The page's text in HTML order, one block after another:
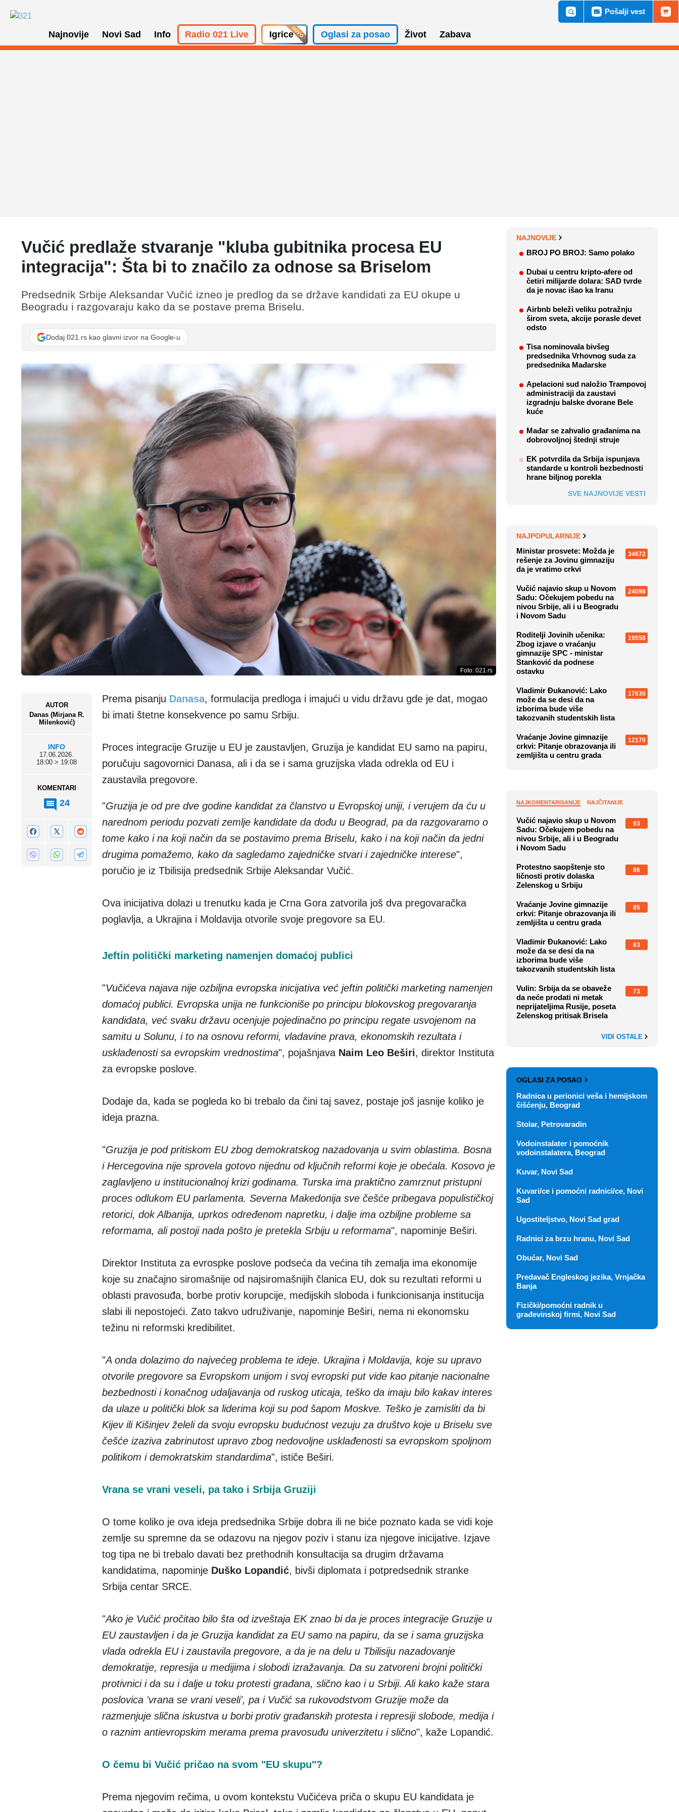
Najnovije Novi Sad Info Radio 021 Live Igrice Oglasi za posao Život Zabava
Pošalji vest
Vučić predlaže stvaranje "kluba gubitnika procesa EU
integracija": Šta bi to značilo za odnose sa Briselom
AUTOR
Danas (Mirjana R.
Milenković)
INFO
17.06.2026.
18:00 > 19:08
KOMENTARI
24
Predsednik Srbije Aleksandar Vučić izneo je predlog da se države kandidati za EU okupe u
Beogradu i razgovaraju kako da se postave prema Briselu.
Dodaj 021.rs kao glavni izvor na Google-u
Foto: 021.rs
Prema pisanju Danasa, formulacija predloga i imajući u vidu državu gde je dat, mogao
bi imati štetne konsekvence po samu Srbiju.
Proces integracije Gruzije u EU je zaustavljen, Gruzija je kandidat EU samo na papiru,
poručuju sagovornici Danasa, ali i da se i sama gruzijska vlada odrekla od EU i
zaustavila pregovore.
"Gruzija je od pre dve godine kandidat za članstvo u Evropskoj uniji, i verujem da ću u
narednom periodu pozvati zemlje kandidate da dođu u Beograd, pa da razgovaramo o
tome kako i na koji način da se postavimo prema Briselu, kako i na koji način da jedni
drugima pomažemo, kako da sagledamo zajedničke stvari i zajedničke interese",
poručio je iz Tbilisija predsednik Srbije Aleksandar Vučić.
Ova inicijativa dolazi u trenutku kada je Crna Gora zatvorila još dva pregovaračka
poglavlja, a Ukrajina i Moldavija otvorile svoje pregovore sa EU.
Jeftin politički marketing namenjen domaćoj publici
"Vučićeva najava nije ozbiljna evropska inicijativa već jeftin politički marketing namenjen
domaćoj publici. Evropska unija ne funkcioniše po principu blokovskog pregovaranja
kandidata, već svaku državu ocenjuje pojedinačno po principu regate usvojenom na
samitu u Solunu, i to na osnovu reformi, vladavine prava, ekonomskih rezultata i
usklađenosti sa evropskim vrednostima", pojašnjava Naim Leo Beširi, direktor Instituta
za evropske poslove.
Dodaje da, kada se pogleda ko bi trebalo da čini taj savez, postaje još jasnije koliko je
ideja prazna.
"Gruzija je pod pritiskom EU zbog demokratskog nazadovanja u svim oblastima. Bosna
i Hercegovina nije sprovela gotovo nijednu od ključnih reformi koje je obećala. Kosovo je
zaglavljeno u institucionalnoj krizi godinama. Turska ima praktično zamrznut pristupni
proces odlukom EU parlamenta. Severna Makedonija sve češće pribegava populističkoj
retorici, dok Albanija, uprkos određenom napretku, i dalje ima ozbiljne probleme sa
reformama, ali postoji nada pošto je pretekla Srbiju u reformama", napominje Beširi.
Direktor Instituta za evrospke poslove podseća da većina tih zemalja ima ekonomije
koje su značajno siromašnije od najsiromašnijih članica EU, dok su rezultati reformi u
oblasti pravosuđa, borbe protiv korupcije, medijskih sloboda i funkcionisanja institucija
slabi ili nepostojeći. Zato takvo udruživanje, napominje Beširi, nema ni ekonomsku
težinu ni reformski kredibilitet.
"A onda dolazimo do najvećeg problema te ideje. Ukrajina i Moldavija, koje su upravo
otvorile pregovore sa Evropskom unijom i svoj evropski put vide kao pitanje nacionalne
bezbednosti i konačnog udaljavanja od ruskog uticaja, teško da imaju bilo kakav interes
da ulaze u politički blok sa liderima koji su pod šapom Moskve. Teško je zamisliti da bi
Kijev ili Kišinjev želeli da svoju evropsku budućnost vezuju za društvo koje u Briselu sve
češće izaziva zabrinutost upravo zbog nedovoljne usklađenosti sa evropskom spoljnom
politikom i demokratskim standardima", ističe Beširi.
Vrana se vrani veseli, pa tako i Srbija Gruziji
O tome koliko je ova ideja predsednika Srbije dobra ili ne biće poznato kada se vidi koje
zemlje su spremne da se odazovu na njegov poziv i stanu iza njegove inicijative. Izjave
tog tipa ne bi trebalo davati bez prethodnih konsultacija sa drugim državama
kandidatima, napominje Duško Lopandić, bivši diplomata i potpredsednik stranke
Srbija centar SRCE.
"Ako je Vučić pročitao bilo šta od izveštaja EK znao bi da je proces integracije Gruzije u
EU zaustavljen i da je Gruzija kandidat za EU samo na papiru, da se i sama gruzijska
vlada odrekla EU i zaustavila pregovore, a da je na delu u Tbilisiju nazadovanje
demokratije, represija u medijima i slobodi izražavanja. Da su zatvoreni brojni politički
protivnici i da su i dalje u toku protesti građana, slično kao i u Srbiji. Ali kako kaže stara
poslovica 'vrana se vrani veseli', pa i Vučić sa rukovodstvom Gruzije može da
razmenjuje slična iskustva u borbi protiv građanskih protesta i represiji slobode, medija i
o raznim antievropskim merama prema pravosuđu univerzitetu i slično", kaže Lopandić.
O čemu bi Vučić pričao na svom "EU skupu"?
Prema njegovim rečima, u ovom kontekstu Vučićeva priča o skupu EU kandidata je
NAJNOVIJE
BROJ PO BROJ: Samo polako
Dubai u centru kripto-afere od
četiri milijarde dolara: SAD tvrde
da je novac išao ka Iranu
Airbnb beleži veliku potražnju
širom sveta, akcije porasle devet
odsto
Tisa nominovala bivšeg
predsednika Vrhovnog suda za
predsednika Mađarske
Apelacioni sud naložio Trampovoj
administraciji da zaustavi
izgradnju balske dvorane Bele
kuće
Mađar se zahvalio građanima na
dobrovoljnoj štednji struje
EK potvrdila da Srbija ispunjava
standarde u kontroli bezbednosti
hrane biljnog porekla
SVE NAJNOVIJE VESTI
NAJPOPULARNIJE
Ministar prosvete: Možda je
rešenje za Jovinu gimnaziju
da je vratimo crkvi
34672
Vučić najavio skup u Novom
Sadu: Očekujem pobedu na
nivou Srbije, ali i u Beogradu
i Novom Sadu
24098
Roditelji Jovinih učenika:
Zbog izjave o vraćanju
gimnazije SPC - ministar
Stanković da podnese
ostavku
19558
Vladimir Đukanović: Lako
može da se desi da na
izborima bude više
takozvanih studentskih lista
17630
Vraćanje Jovine gimnazije
crkvi: Pitanje obrazovanja ili
zemljišta u centru grada
12170
NAJKOMENTARISANIJE NAJČITANIJE
Vučić najavio skup u Novom
Sadu: Očekujem pobedu na
nivou Srbije, ali i u Beogradu
i Novom Sadu
93
Protestno saopštenje sto
ličnosti protiv dolaska
Zelenskog u Srbiju
86
Vraćanje Jovine gimnazije
crkvi: Pitanje obrazovanja ili
zemljišta u centru grada
85
Vladimir Đukanović: Lako
može da se desi da na
izborima bude više
takozvanih studentskih lista
83
Vulin: Srbija da se obaveže
da neće prodati ni metak
neprijateljima Rusije, poseta
Zelenskog pritisak Brisela
73
VIDI OSTALE
OGLASI ZA POSAO
Radnica u perionici veša i hemijskom
čišćenju, Beograd
Stolar, Petrovaradin
Vodoinstalater i pomoćnik
vodoinstalatera, Beograd
Kuvar, Novi Sad
Kuvari/ce i pomoćni radnici/ce, Novi
Sad
Ugostiteljstvo, Novi Sad grad
Radnici za brzu hranu, Novi Sad
Obućar, Novi Sad
Predavač Engleskog jezika, Vrnjačka
Banja
Fizički/pomoćni radnik u
građevinskoj firmi, Novi Sad